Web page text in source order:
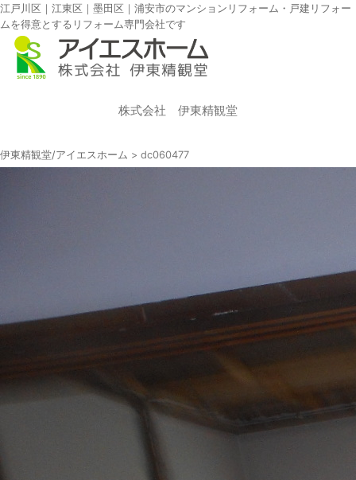
江戸川区｜江東区｜墨田区｜浦安市のマンションリフォーム・戸建リフォー
ムを得意とするリフォーム専門会社です
株式会社 伊東精観堂
伊東精観堂/アイエスホーム > dc060477